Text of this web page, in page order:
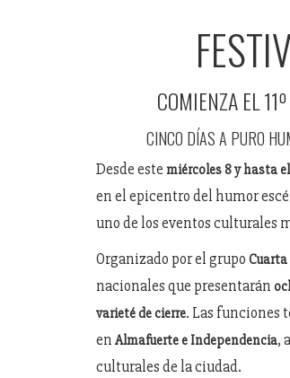
COMIENZA EL
CINCO DÍAS A PURO
Desde este miércoles 8 y hasta
en el epicentro del humor
uno de los eventos culturales
Organizado por el grupo Cuarta
nacionales que presentarán
varieté de cierre. Las funciones
en Almafuerte e Independencia,
culturales de la ciudad.